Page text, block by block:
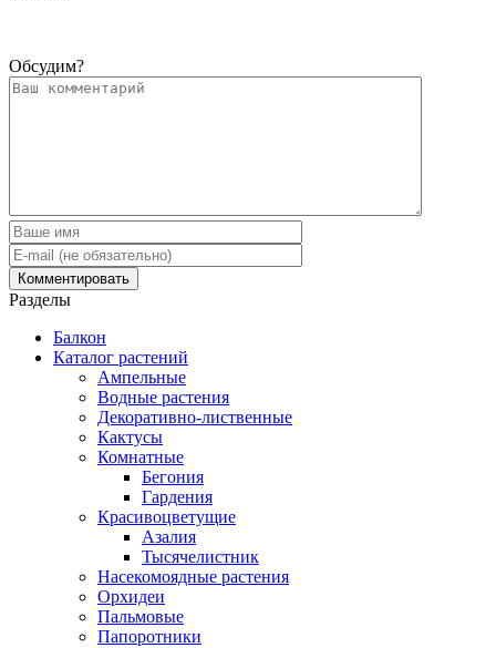
Обсудим?
Разделы
Балкон
Каталог растений
Ампельные
Водные растения
Декоративно-лиственные
Кактусы
Комнатные
Бегония
Гардения
Красивоцветущие
Азалия
Тысячелистник
Насекомоядные растения
Орхидеи
Пальмовые
Папоротники